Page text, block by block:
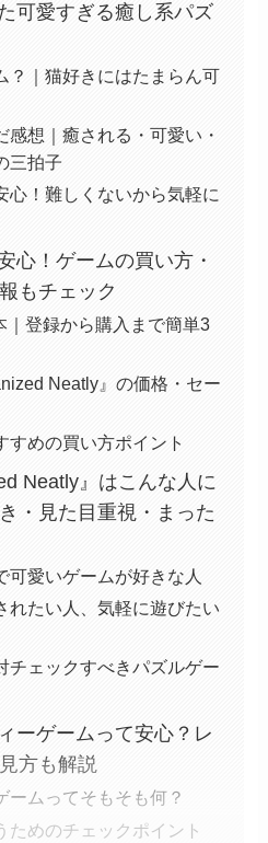
可愛すぎる癒し系パズ
？｜猫好きにはたまらん可
感想｜癒される・可愛い・
三拍子
心！難しくないから気軽に
心！ゲームの買い方・
もチェック
｜登録から購入まで簡単3
Neatly』の価格・セー
すめの買い方ポイント
Neatly』はこんな人に
・見た目重視・まった
可愛いゲームが好きな人
れたい人、気軽に遊びたい
チェックすべきパズルゲー
ーゲームって安心？レ
方も解説
ームってそもそも何？
ためのチェックポイント